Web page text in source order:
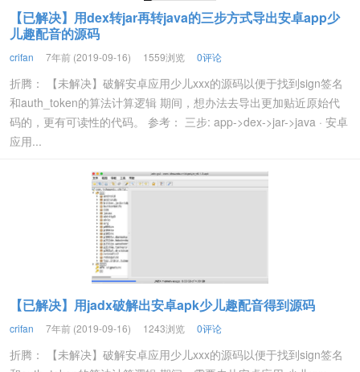
【已解决】用dex转jar再转java的三步方式导出安卓app少
儿趣配音的源码
crifan 7年前 (2019-09-16) 1559浏览 0评论
折腾： 【未解决】破解安卓应用少儿xxx的源码以便于找到sign签名
和auth_token的算法计算逻辑 期间，想办法去导出更加贴近原始代
码的，更有可读性的代码。 参考： 三步: app->dex->jar->java · 安卓
应用...
【已解决】用jadx破解出安卓apk少儿趣配音得到源码
crifan 7年前 (2019-09-16) 1243浏览 0评论
折腾： 【未解决】破解安卓应用少儿xxx的源码以便于找到sign签名